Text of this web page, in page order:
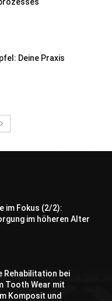
im Fokus (2/2):
im höheren Alter
Rehabilitation bei
Tooth Wear mit
Komposit und